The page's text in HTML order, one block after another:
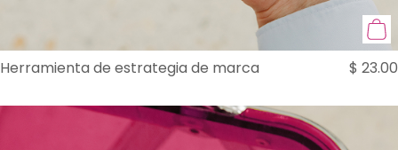
Herramienta de estrategia de marca $ 23.00